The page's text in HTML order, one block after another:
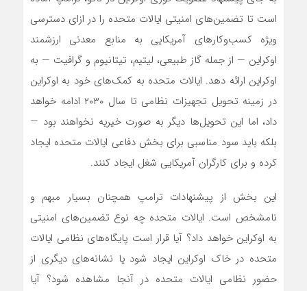
است تا تضمین‌های امنیتی ایالات متحده را در ازای دسترسی
ویژه کسب‌وکارهای آمریکایی به منابع معدنی ارزشمند
اوکراین — از جمله گاز طبیعی، لیتیم، تیتانیوم و گرافیت — به
اوکراین ارائه دهد. ایالات متحده به کمک‌های خود به اوکراین
در زمینه تحویل تجهیزات نظامی تا سال ۲۰۳۰ ادامه خواهد
داد، اما این تحویل‌ها دیگر به صورت خیریه نخواهند بود —
بلکه باید سود مناسبی برای بخش دفاعی ایالات متحده ایجاد
کرده و برای کارگران آمریکایی شغل ایجاد کنند.
این بخش از پیشنهادات ترامپ همچنان بسیار مبهم و
نامشخص است. ایالات متحده چه نوع تضمین‌های امنیتی
به اوکراین خواهد داد؟ آیا قرار است پایگاه‌های نظامی ایالات
متحده در خاک اوکراین ایجاد شود یا نشانه‌های دیگری از
حضور نظامی ایالات متحده در آنجا مشاهده شود؟ آیا